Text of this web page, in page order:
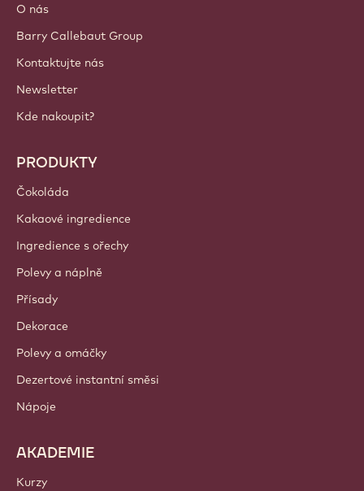
O nás
Barry Callebaut Group
Kontaktujte nás
Newsletter
Kde nakoupit?
PRODUKTY
Čokoláda
Kakaové ingredience
Ingredience s ořechy
Polevy a náplně
Přísady
Dekorace
Polevy a omáčky
Dezertové instantní směsi
Nápoje
AKADEMIE
Kurzy